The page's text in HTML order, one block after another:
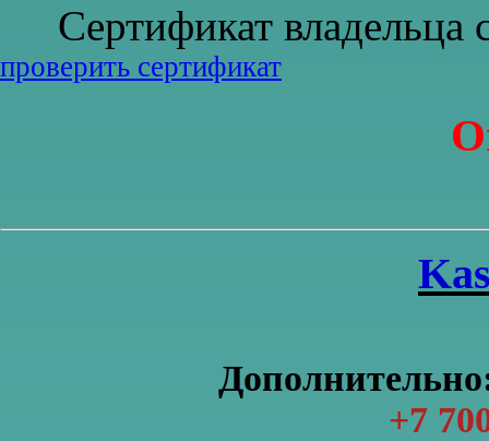
Сертификат
проверить сертификат
+7